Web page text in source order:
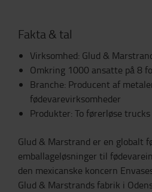
Fakta & tal
Virksomhed: Glud &
Omkring 1000 ansatte på 8
Branche: Producent af
fødevarevirksomheder
Produkter: To førerløse trucks
Glud & Marstrand er en globalt
emballageløsninger til
den mexicanske koncern
Glud & Marstrands fabrik i